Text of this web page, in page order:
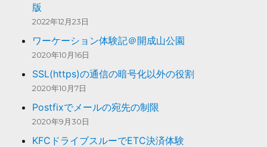
版
2022年12月23日
ワーケーション体験記＠開成山公園
2020年10月16日
SSL(https)の通信の暗号化以外の役割
2020年10月7日
Postfixでメールの宛先の制限
2020年9月30日
KFCドライブスルーでETC決済体験